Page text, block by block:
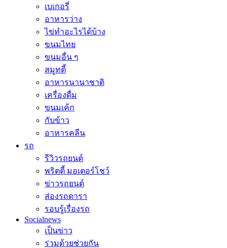
เบเกอรี่
อาหารว่าง
ไข่ทำอะไรได้บ้าง
ขนมไทย
ขนมอื่น ๆ
สมูทตี้
อาหารนานาชาติ
เครื่องดื่ม
ขนมเค้ก
กับข้าว
อาหารคลีน
รถ
รีวิวรถยนต์
พริตตี้ มอเตอร์โชว์
ข่าวรถยนต์
ส่องรถดารา
รอบรู้เรื่องรถ
Socialnews
เป็นข่าว
ร่วมด้วยช่วยกัน